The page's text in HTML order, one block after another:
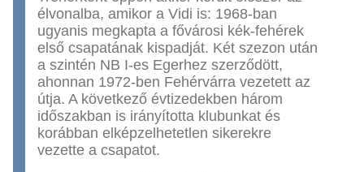
élvonalba, amikor a Vidi is: 1968-ban
ugyanis megkapta a fővárosi kék-fehérek
első csapatának kispadját. Két szezon után
a szintén NB I-es Egerhez szerződött,
ahonnan 1972-ben Fehérvárra vezetett az
útja. A következő évtizedekben három
időszakban is irányította klubunkat és
korábban elképzelhetetlen sikerekre
vezette a csapatot.